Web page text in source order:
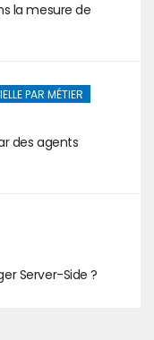
la mesure de
PAR MÉTIER
des agents
Server-Side ?